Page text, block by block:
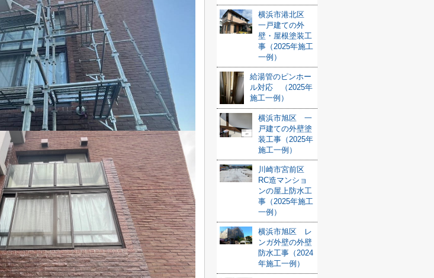
横浜市港北区
一戸建ての外
壁・屋根塗装工
事（2025年施工
一例）
給湯管のピンホー
ル対応 （2025年
施工一例）
横浜市旭区 一
戸建ての外壁塗
装工事（2025年
施工一例）
川崎市宮前区
RC造マンショ
ンの屋上防水工
事（2025年施工
一例）
横浜市旭区 レ
ンガ外壁の外壁
防水工事（2024
年施工一例）